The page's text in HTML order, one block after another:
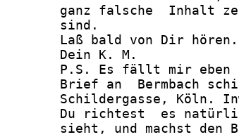
ganz falsche  Inhalt
       sind.
       Laß bald von Dir hören.
       Dein K. M.
P.S. Es fällt mir eben
Brief an  Bermbach
Schildergasse, Köln.
Du richtest  es
sieht, und machst den